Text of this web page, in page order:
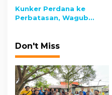
o
Pelatihan Digital
Leadership Academy
Kunker Perdana ke
Perbatasan, Wagub
Don't Miss